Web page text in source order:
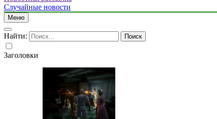
Случайные новости
Меню
Найти:
Заголовки